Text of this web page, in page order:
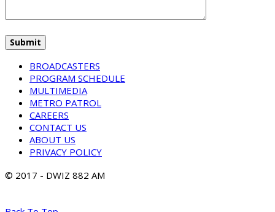
BROADCASTERS
PROGRAM SCHEDULE
MULTIMEDIA
METRO PATROL
CAREERS
CONTACT US
ABOUT US
PRIVACY POLICY
© 2017 - DWIZ 882 AM